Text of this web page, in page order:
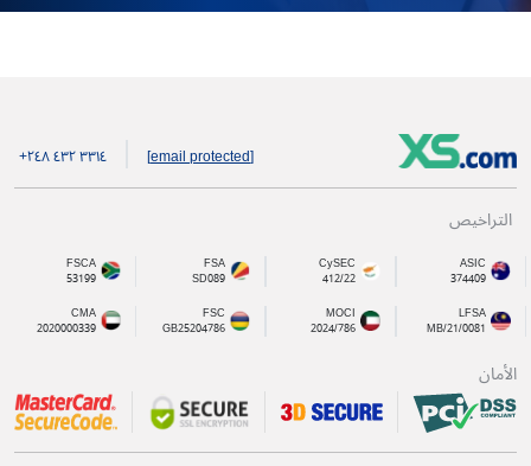
[email protected] +۲٤۸ ٤۳۲ ۳۳۱٤
التراخيص
ASIC
374409
CySEC
412/22
FSA
SD089
FSCA
53199
LFSA
MB/21/0081
MOCI
2024/786
FSC
GB25204786
CMA
2020000339
الأمان